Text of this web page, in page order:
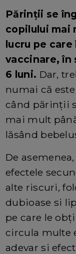
Părinții se
copilului mai
lucru pe
vaccinare, în
6 luni. Dar,
numai că
când părinții
mai mult
lăsând
De
efectele
alte riscuri,
dubioase si
pe care le
circula multe
adevar si